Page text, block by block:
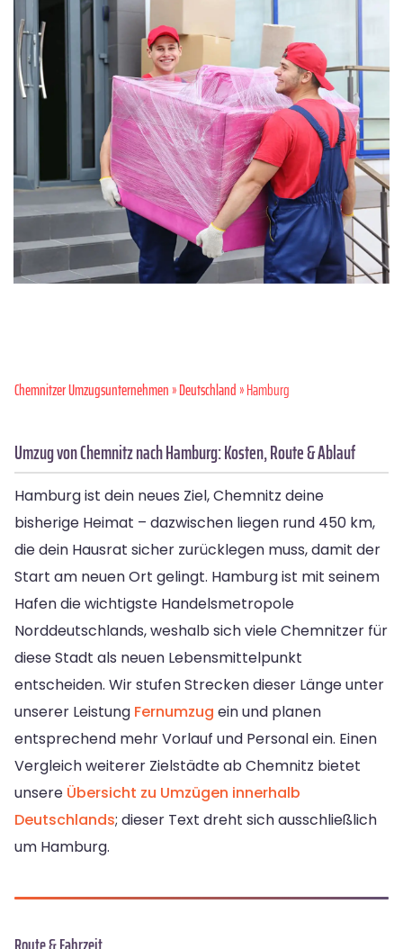
Chemnitzer Umzugsunternehmen»Deutschland» Hamburg
Umzug von Chemnitz nach Hamburg: Kosten, Route & Ablauf
Hamburg ist dein neues Ziel, Chemnitz deine
bisherige Heimat – dazwischen liegen rund 450 km,
die dein Hausrat sicher zurücklegen muss, damit der
Start am neuen Ort gelingt. Hamburg ist mit seinem
Hafen die wichtigste Handelsmetropole
Norddeutschlands, weshalb sich viele Chemnitzer für
diese Stadt als neuen Lebensmittelpunkt
entscheiden. Wir stufen Strecken dieser Länge unter
unserer Leistung Fernumzug ein und planen
entsprechend mehr Vorlauf und Personal ein. Einen
Vergleich weiterer Zielstädte ab Chemnitz bietet
unsere Übersicht zu Umzügen innerhalb
Deutschlands; dieser Text dreht sich ausschließlich
um Hamburg.